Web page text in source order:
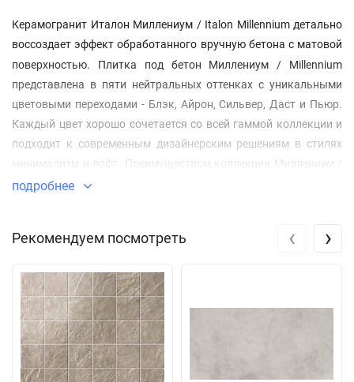
Керамогранит Италон Миллениум / Italon Millennium детально
воссоздает эффект обработанного вручную бетона с матовой
поверхностью. Плитка под бетон Миллениум / Millennium
представлена в пяти нейтральных оттенках с уникальными
цветовыми переходами - Блэк, Айрон, Сильвер, Даст и Пьюр.
Каждый цвет хорошо сочетается со всей гаммой коллекции и
подходит к современным дизайнерским решениям в стилях
минимализм и лофт. Преимуществом коллекции Миллениум /
Millennium является широкая линейка форматов: 60х60,
количеством укладочных швов.
подробнее
Рекомендуем посмотреть ‹ ›